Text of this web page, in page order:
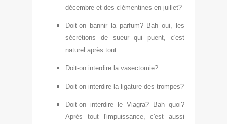
décembre et des clémentines en juillet?
Doit-on bannir la parfum? Bah oui, les
sécrétions de sueur qui puent, c'est
naturel après tout.
Doit-on interdire la vasectomie?
Doit-on interdire la ligature des trompes?
Doit-on interdire le Viagra? Bah quoi?
Après tout l'impuissance, c'est aussi